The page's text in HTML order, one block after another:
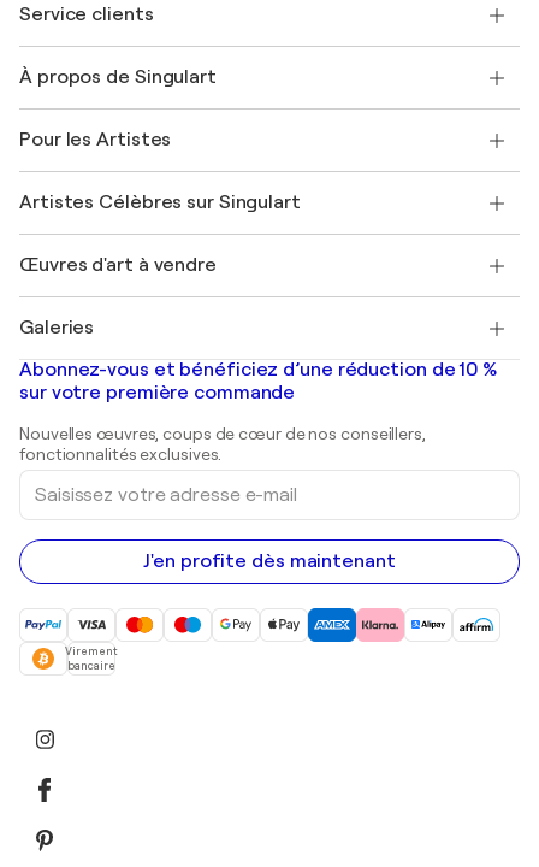
Service clients
Expédition
Offrir une carte cadeau
Rejoignez notre programme commercial
Mon compte
+33 1 76 44 06 42
À propos de Singulart
FAQ
Magazine Singulart
Emplois
Découvrez une sélection d'art original
Pour les Artistes
Se connecter en tant qu'Artiste
Artistes Célèbres sur Singulart
Marc Chagall
Banksy
Mr. Brainwash
Shepard Fairey
Œuvres d'art à vendre
Tableaux abstraits à vendre
Peintures de paysage
Estampes
Peintures acryliques
Galeries
Galeries d'art en France
Galeries d'art en Belgique
Abonnez-vous et bénéficiez d’une réduction de 10 %
sur votre première commande
Nouvelles œuvres, coups de cœur de nos conseillers,
fonctionnalités exclusives.
Saisissez
votre
adresse
e-
mail
J'en profite dès maintenant
Virement
bancaire